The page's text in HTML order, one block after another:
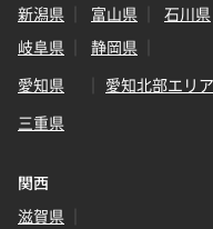
新潟県
富山県 石川県
岐阜県
静岡県
愛知県
愛知北部エリア
三重県
関西
滋賀県